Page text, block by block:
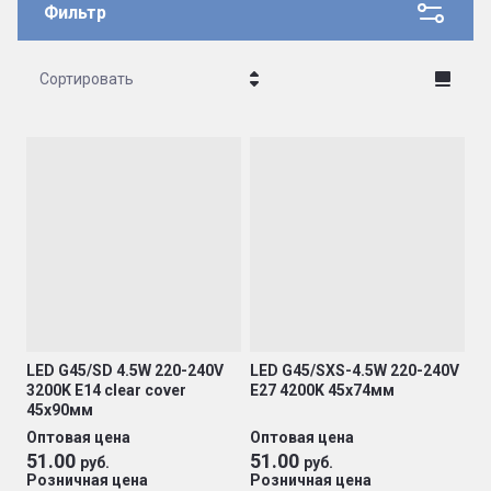
Фильтр
Сортировать
LED G45/SD 4.5W 220-240V
3200K E14 clear cover
45х90мм
Оптовая цена
51.00 руб.
Розничная цена
LED G45/SXS-4.5W 220-240V
E27 4200K 45х74мм
Оптовая цена
51.00 руб.
Розничная цена